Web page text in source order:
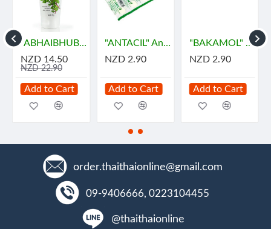
"ABHAIBHUBEJHR" Phak Bia Yai Sentitive Body Lotion (150 grams)
NZD 14.50
NZD 22.90
Add to Cart
"ANTACIL" Antacid for symptomatic relief of stomach (10 Tablets) - แอนตาซิล ลดกรด ท้องอืด
NZD 2.90
Add to Cart
"BAKAMOL" Paracetamol 500 mg. (10 Tablets) - บาคามอล
NZD 2.90
Add to Cart
order.thaithaionline@gmail.com
09-9406666, 0223104455
@thaithaionline